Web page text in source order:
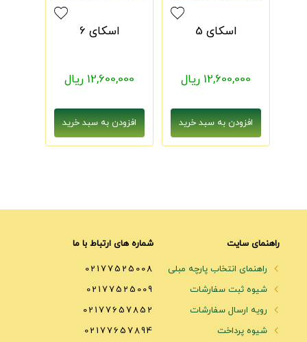
اسکای 5
12,600,000 ریال
اسکای 6
12,600,000 ریال
راهنمای سایت
راهنمای انتخاب پارچه مبلی
شیوه ثبت سفارشات
رویه ارسال سفارشات
شیوه پرداخت
شماره های ارتباط با ما
02177525008
02177525009
02177657852
02177657894